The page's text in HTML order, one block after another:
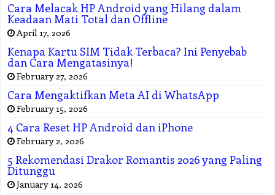
Cara Melacak HP Android yang Hilang dalam
Keadaan Mati Total dan Offline
April 17, 2026
Kenapa Kartu SIM Tidak Terbaca? Ini Penyebab
dan Cara Mengatasinya!
February 27, 2026
Cara Mengaktifkan Meta AI di WhatsApp
February 15, 2026
4 Cara Reset HP Android dan iPhone
February 2, 2026
5 Rekomendasi Drakor Romantis 2026 yang Paling
Ditunggu
January 14, 2026